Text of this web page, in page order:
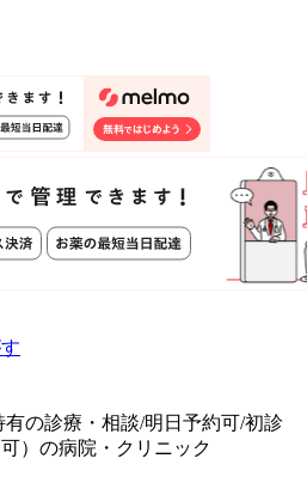
の診療・相談/明日予約可/初診
）の病院・クリニック